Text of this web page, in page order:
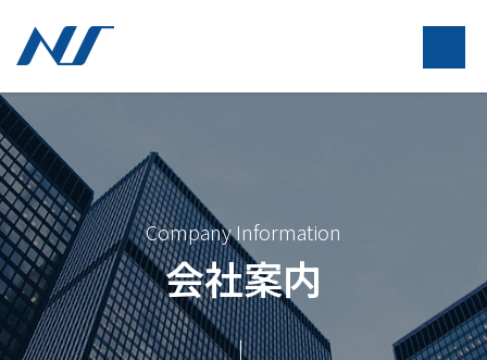
Company Information
会社案内